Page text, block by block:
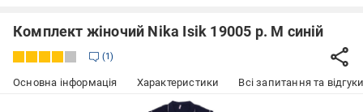
Комплект жіночий Nika Isik 19005 р. M синій
1
Основна інформація Характеристики Всі запитання та